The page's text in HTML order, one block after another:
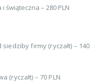
świąteczna – 280 PLN
firmy (ryczałt) – 140
(ryczałt) – 70 PLN